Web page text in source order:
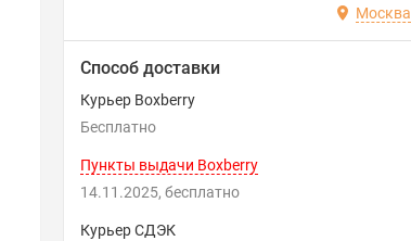
Москва
Способ доставки
Курьер Boxberry
Бесплатно
Пункты выдачи Boxberry
14.11.2025
Бесплатно
Курьер СДЭК